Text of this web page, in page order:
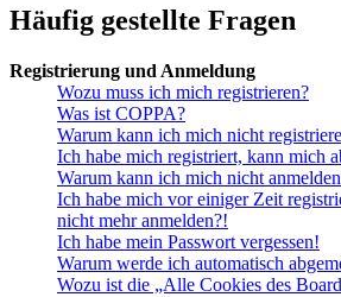
Häufig gestellte Fragen
Registrierung und Anmeldung
Wozu muss ich mich registrieren?
Was ist COPPA?
Warum kann ich mich nicht
Ich habe mich registriert, kann mich
Warum kann ich mich nicht
Ich habe mich vor einiger Zeit
nicht mehr anmelden?!
Ich habe mein Passwort vergessen!
Warum werde ich automatisch
Wozu ist die „Alle Cookies des